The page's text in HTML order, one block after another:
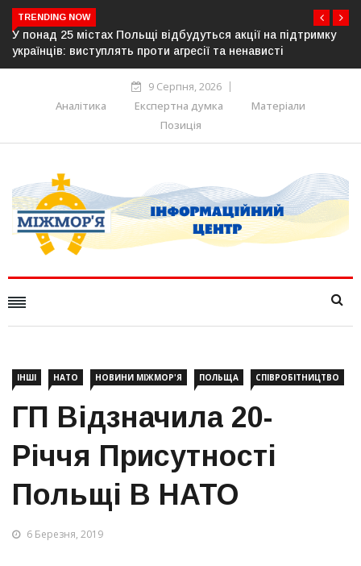
TRENDING NOW
відбудуться акції на підтримку
проти агресії та ненависті
Росія готує повну
Німеччина, Франція та
9 Серпня, 2026
Аналітика
Експертна думка
Матеріали
Позиція
ІНШІ НАТО НОВИНИ МІЖМОР'Я ПОЛЬЩА СПІВРОБІТНИЦТВО
ГП Відзначила 20-
Річчя Присутності
Польщі В НАТО
6 Березня, 2019